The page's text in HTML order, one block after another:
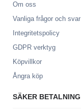
Om oss
Vanliga frågor och svar
Integritetspolicy
GDPR verktyg
Köpvillkor
Ångra köp
SÄKER BETALNING